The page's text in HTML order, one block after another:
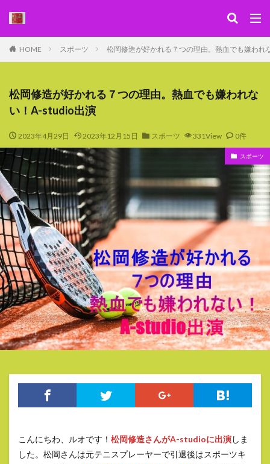
HOME スポーツ 松岡修造が好かれる７つの理由。熱血でも嫌われ
松岡修造が好かれる７つの理由。熱血でも嫌われな
い！A-studio出演
2023年4月29日 2023年12月15日 スポーツ 331View 0件
スポーツ
こんにちわ、ルオです！ 松岡修造さんがA-studioに出演しま
した。松岡さんは元テニスプレーヤーで引退後はスポーツキ
WEB デザイン SEO
カテゴリー